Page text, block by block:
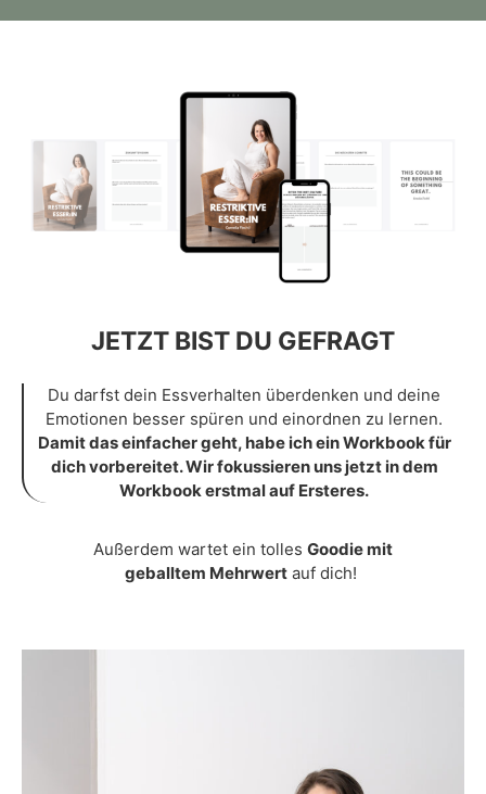
JETZT BIST DU GEFRAGT
Du darfst dein Essverhalten überdenken und deine
Emotionen besser spüren und einordnen zu lernen.
Damit das einfacher geht, habe ich ein Workbook für
dich vorbereitet. Wir fokussieren uns jetzt in dem
Workbook erstmal auf Ersteres.
Außerdem wartet ein tolles Goodie mit
geballtem Mehrwert auf dich!